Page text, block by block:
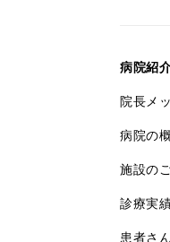
病院紹
院長メ
病院の
施設の
診療実
患者さ